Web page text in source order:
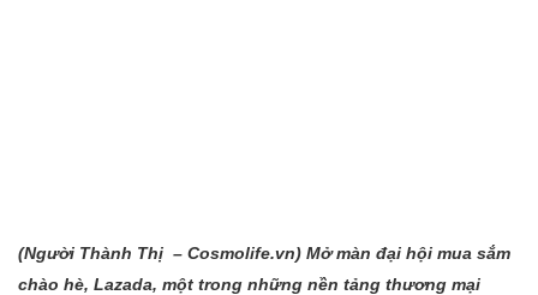
(Người Thành Thị – Cosmolife.vn) Mở màn đại hội mua sắm
chào hè, Lazada, một trong những nền tảng thương mại